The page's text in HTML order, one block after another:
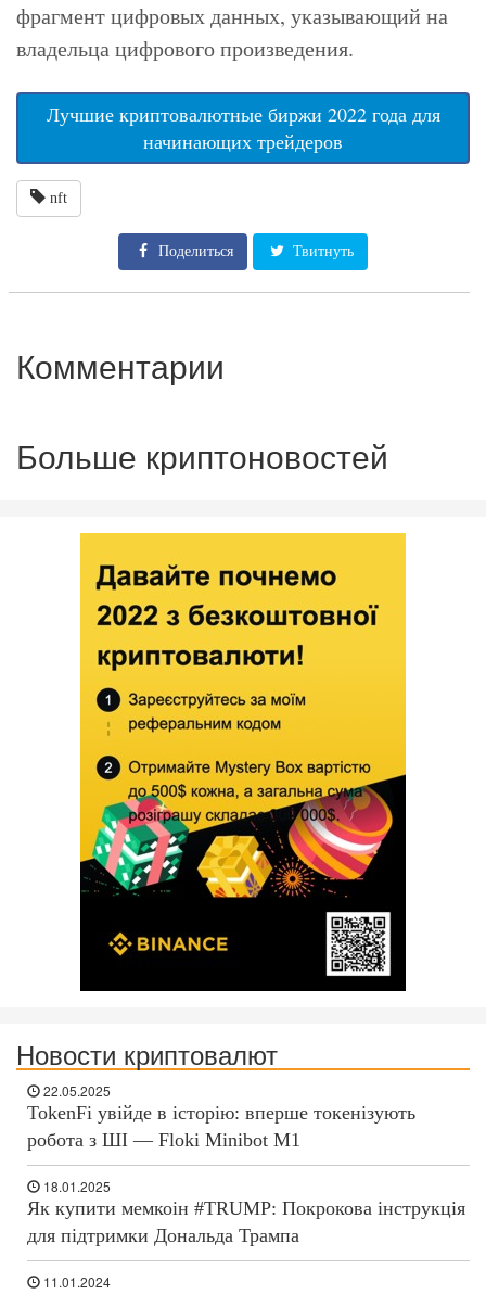
фрагмент цифровых данных, указывающий на
владельца цифрового произведения.
Лучшие криптовалютные биржи 2022 года для
начинающих трейдеров
nft
Поделиться Твитнуть
Комментарии
Больше криптоновостей
Новости криптовалют
22.05.2025
TokenFi увійде в історію: вперше токенізують
робота з ШІ — Floki Minibot M1
18.01.2025
Як купити мемкоін #TRUMP: Покрокова інструкція
для підтримки Дональда Трампа
11.01.2024